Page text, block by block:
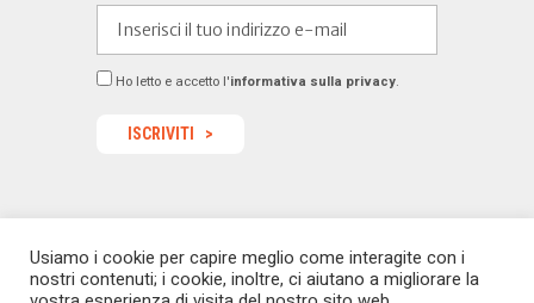
Ho letto e accetto l'informativa sulla privacy.
© 2022 Dealermagazine.it - Tutti i diritti riservati -
redazione@dealermagazine.itsito realizzato da
Usiamo i cookie per capire meglio come interagite con i
nostri contenuti; i cookie, inoltre, ci aiutano a migliorare la